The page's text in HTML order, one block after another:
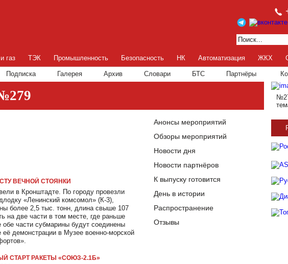
газ ТЭК Промышленность Безопасность НК Автоматизация ЖКХ
Подписка Галерея Архив Словари БТС Партнёры
ВЕЧНОЙ СТОЯНКИ
в Кронштадте. По городу провезли
«Ленинский комсомол» (К-3),
более 2,5 тыс. тонн, длина свыше 107
на две части в том месте, где раньше
обе части субмарины будут соединены
демонстрации в Музее военно-морской
СТАРТ РАКЕТЫ «СОЮЗ-2.1Б»
Анонсы мероприятий
Обзоры мероприятий
Новости дня
Новости партнёров
К выпуску готовится
День в истории
Распространение
Отзывы